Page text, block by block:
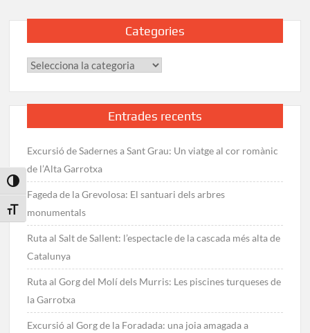
Toggle High Contrast
Toggle Font size
Categories
Categories
Entrades recents
Excursió de Sadernes a Sant Grau: Un viatge al cor romànic
de l’Alta Garrotxa
Fageda de la Grevolosa: El santuari dels arbres
monumentals
Ruta al Salt de Sallent: l’espectacle de la cascada més alta de
Catalunya
Ruta al Gorg del Molí dels Murris: Les piscines turqueses de
la Garrotxa
Excursió al Gorg de la Foradada: una joia amagada a